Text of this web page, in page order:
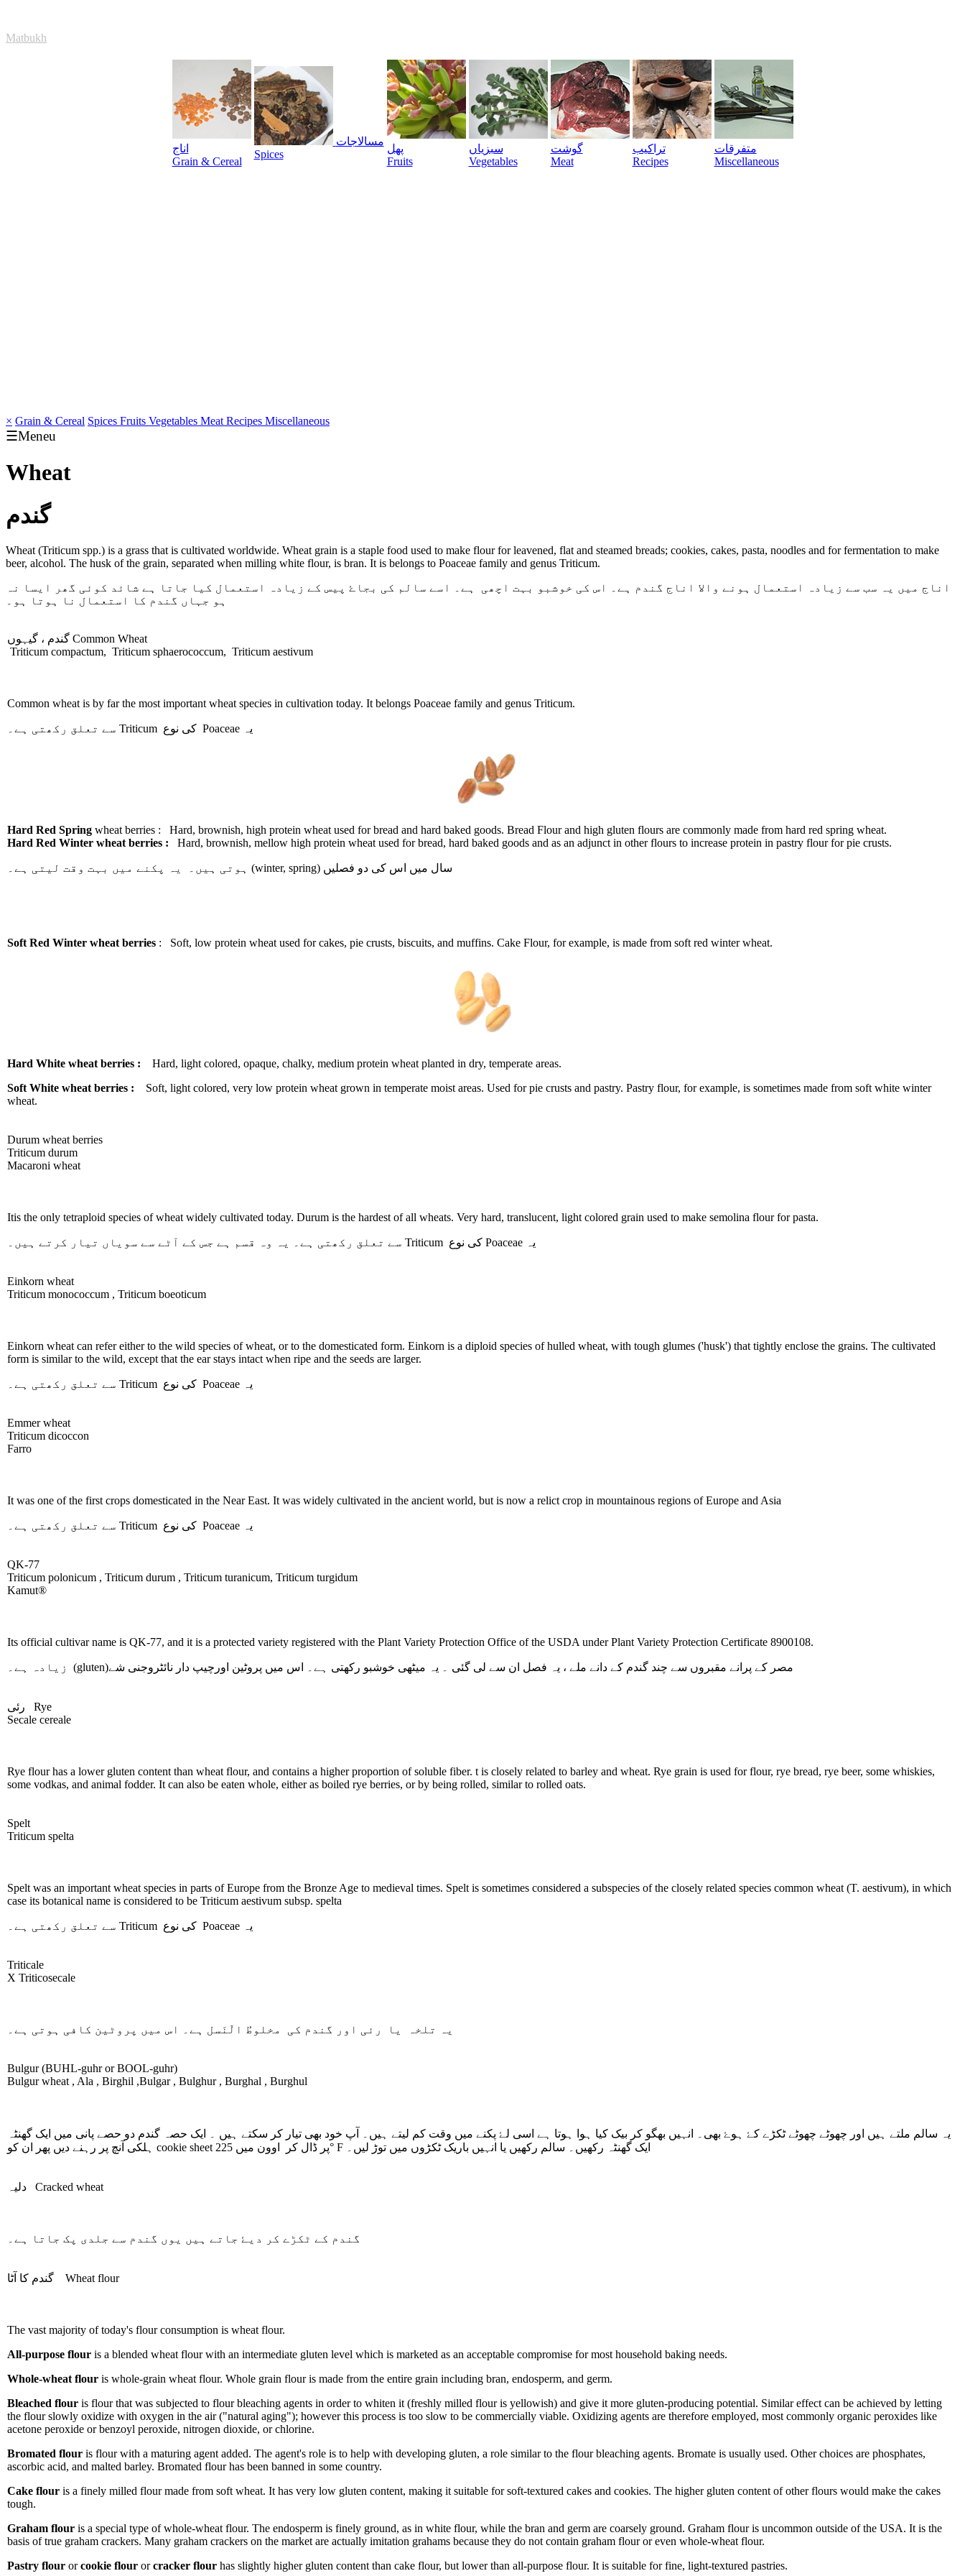
Matbukh
اناج
Grain & Cereal
مسالاجات
Spices
پھل
Fruits
سبزیاں
Vegetables
گوشت
Meat
تراکیب
Recipes
متفرقات
Miscellaneous
× Grain & Cereal Spices Fruits Vegetables Meat Recipes Miscellaneous
☰Meneu
Wheat
گندم
Wheat (Triticum spp.) is a grass that is cultivated worldwide. Wheat grain is a staple food used to make flour for leavened, flat and steamed breads; cookies, cakes, pasta, noodles and for fermentation to make
beer, alcohol. The husk of the grain, separated when milling white flour, is bran. It is belongs to Poaceae family and genus Triticum.
اناج میں یہ سب سے زیادہ استعمال ہونے والا اناج گندم ہے۔ اس کی خوشبو بہت اچھی ہے۔ اسے سالم کی بجاۓ پیس کے زیادہ استعمال کیا جاتا ہے شائد کوئی گھر ایسا نہ
ہو جہاں گندم کا استعمال نا ہوتا ہو۔
Common Wheat
Triticum compactum, Triticum sphaerococcum, Triticum aestivum
Common wheat is by far the most important wheat species in cultivation today. It belongs Poaceae family and genus Triticum.
یہ Poaceae کی نوع Triticum سے تعلق رکھتی ہے۔
Hard Red Spring wheat berries : Hard, brownish, high protein wheat used for bread and hard baked goods. Bread Flour and high gluten flours are commonly made from hard red spring wheat.
Hard Red Winter wheat berries : Hard, brownish, mellow high protein wheat used for bread, hard baked goods and as an adjunct in other flours to increase protein in pastry flour for pie crusts.
سال میں اس کی دو فصلیں (winter, spring) ہوتی ہیں۔ یہ پکنے میں بہت وقت لیتی ہے۔
Soft Red Winter wheat berries : Soft, low protein wheat used for cakes, pie crusts, biscuits, and muffins. Cake Flour, for example, is made from soft red winter wheat.
Hard White wheat berries : Hard, light colored, opaque, chalky, medium protein wheat planted in dry, temperate areas.
Soft White wheat berries : Soft, light colored, very low protein wheat grown in temperate moist areas. Used for pie crusts and pastry. Pastry flour, for example, is sometimes made from soft white winter
wheat.
Durum wheat berries
Triticum durum
Macaroni wheat
Itis the only tetraploid species of wheat widely cultivated today. Durum is the hardest of all wheats. Very hard, translucent, light colored grain used to make semolina flour for pasta.
یہ Poaceae کی نوع Triticum سے تعلق رکھتی ہے۔ یہ وہ قسم ہے جس کے آٹے سے سویاں تیار کرتے ہیں۔
Einkorn wheat
Triticum monococcum , Triticum boeoticum
Einkorn wheat can refer either to the wild species of wheat, or to the domesticated form. Einkorn is a diploid species of hulled wheat, with tough glumes ('husk') that tightly enclose the grains. The cultivated
form is similar to the wild, except that the ear stays intact when ripe and the seeds are larger.
یہ Poaceae کی نوع Triticum سے تعلق رکھتی ہے۔
Emmer wheat
Triticum dicoccon
Farro
It was one of the first crops domesticated in the Near East. It was widely cultivated in the ancient world, but is now a relict crop in mountainous regions of Europe and Asia
یہ Poaceae کی نوع Triticum سے تعلق رکھتی ہے۔
QK-77
Triticum polonicum , Triticum durum , Triticum turanicum, Triticum turgidum
Kamut®
Its official cultivar name is QK-77, and it is a protected variety registered with the Plant Variety Protection Office of the USDA under Plant Variety Protection Certificate 8900108.
مصر کے پرانے مقبروں سے چند گندم کے دانے ملے ، یہ فصل ان سے لی گئی ۔ یہ میٹھی خوشبو رکھتی ہے۔ اس میں پروٹین اورچیپ دار نائٹروجنی شے(gluten) زیادہ ہے۔
Rye
Secale cereale
Rye flour has a lower gluten content than wheat flour, and contains a higher proportion of soluble fiber. t is closely related to barley and wheat. Rye grain is used for flour, rye bread, rye beer, some whiskies,
some vodkas, and animal fodder. It can also be eaten whole, either as boiled rye berries, or by being rolled, similar to rolled oats.
Spelt
Triticum spelta
Spelt was an important wheat species in parts of Europe from the Bronze Age to medieval times. Spelt is sometimes considered a subspecies of the closely related species common wheat (T. aestivum), in which
case its botanical name is considered to be Triticum aestivum subsp. spelta
یہ Poaceae کی نوع Triticum سے تعلق رکھتی ہے۔
Triticale
X Triticosecale
یہ تلخہ یا رئی اور گندم کی مخلوطُ الّنَسل ہے۔ اس میں پروٹین کافی ہوتی ہے۔
Bulgur(BUHL-guhr or BOOL-guhr)
Bulgur wheat , Ala , Birghil ,Bulgar , Bulghur , Burghal , Burghul
یہ سالم ملتے ہیں اور چھوٹے چھوٹے ٹکڑے کۓ ہوۓ بھی۔ انہیں بھگو کر بیک کیا ہوا ہوتا ہے اسی لۓ پکنے میں وقت کم لیتے ہیں۔ آپ خود بھی تیار کر سکتے ہیں ۔ ایک حصہ گندم دو حصے پانی میں ایک گھنٹہ
Cracked wheat
گندم کے ٹکڑے کر دیۓ جاتے ہیں یوں گندم سے جلدی پک جاتا ہے۔
Wheat flour
The vast majority of today's flour consumption is wheat flour.
All-purpose flour is a blended wheat flour with an intermediate gluten level which is marketed as an acceptable compromise for most household baking needs.
Whole-wheat flour is whole-grain wheat flour. Whole grain flour is made from the entire grain including bran, endosperm, and germ.
Bleached flour is flour that was subjected to flour bleaching agents in order to whiten it (freshly milled flour is yellowish) and give it more gluten-producing potential. Similar effect can be achieved by letting
the flour slowly oxidize with oxygen in the air ("natural aging"); however this process is too slow to be commercially viable. Oxidizing agents are therefore employed, most commonly organic peroxides like
acetone peroxide or benzoyl peroxide, nitrogen dioxide, or chlorine.
Bromated flour is flour with a maturing agent added. The agent's role is to help with developing gluten, a role similar to the flour bleaching agents. Bromate is usually used. Other choices are phosphates,
ascorbic acid, and malted barley. Bromated flour has been banned in some country.
Cake flour is a finely milled flour made from soft wheat. It has very low gluten content, making it suitable for soft-textured cakes and cookies. The higher gluten content of other flours would make the cakes
tough.
Graham flour is a special type of whole-wheat flour. The endosperm is finely ground, as in white flour, while the bran and germ are coarsely ground. Graham flour is uncommon outside of the USA. It is the
basis of true graham crackers. Many graham crackers on the market are actually imitation grahams because they do not contain graham flour or even whole-wheat flour.
Pastry flour orcookie flour orcracker flour has slightly higher gluten content than cake flour, but lower than all-purpose flour. It is suitable for fine, light-textured pastries.